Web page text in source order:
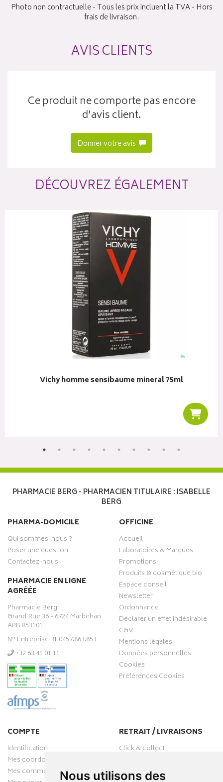
Nous utilisons des
Photo non contractuelle - Tous les prix incluent la TVA - Hors
frais de livraison.
AVIS CLIENTS
Ce produit ne comporte pas encore
d’avis client.
Donner votre avis
DÉCOUVREZ ÉGALEMENT
Vichy homme sensibaume mineral 75ml
PHARMACIE BERG - PHARMACIEN TITULAIRE : ISABELLE
BERG
PHARMA-DOMICILE
Qui sommes-nous ?
Poser une question
Contactez-nous
PHARMACIE EN LIGNE
AGRÉÉE
Pharmacie Berg
Grand’Rue 36 - 6724 Marbehan
APB 853101
N° Entreprise BE0457.863.853
‭+32 63 41 01 11‬
OFFICINE
Accueil
Laboratoires & Marques
Promotions
Produits & cosmétique bio
Espace conseil
Newsletter
Ordonnance
Déclarer un effet indésirable
CGV
Mentions légales
Données personnelles
Cookies
Préférences Cookies
COMPTE
Identification
Mes coordonnées
Mes commandes
RETRAIT / LIVRAISONS
Click & collect